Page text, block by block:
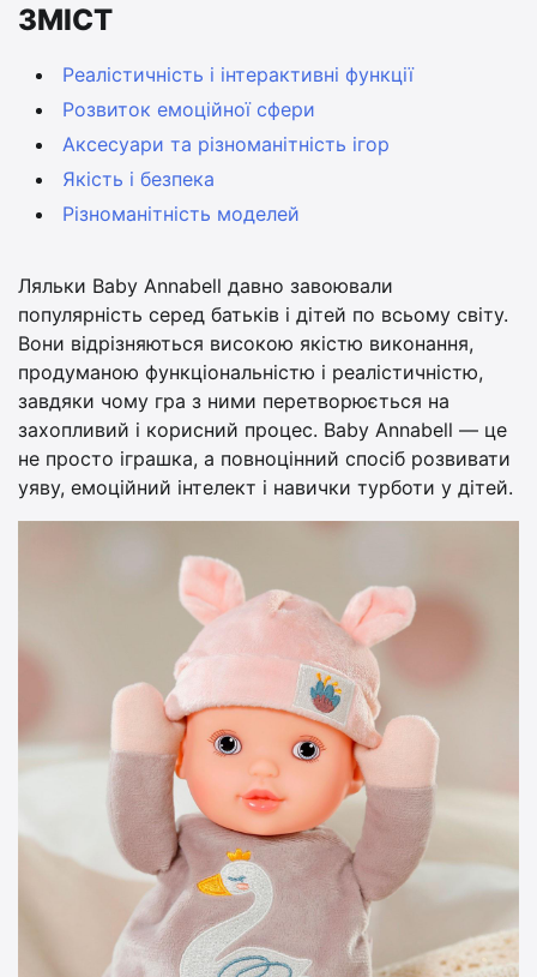
ЗМІСТ
Реалістичність і інтерактивні функції
Розвиток емоційної сфери
Аксесуари та різноманітність ігор
Якість і безпека
Різноманітність моделей
Ляльки Baby Annabell давно завоювали
популярність серед батьків і дітей по всьому світу.
Вони відрізняються високою якістю виконання,
продуманою функціональністю і реалістичністю,
завдяки чому гра з ними перетворюється на
захопливий і корисний процес. Baby Annabell — це
не просто іграшка, а повноцінний спосіб розвивати
уяву, емоційний інтелект і навички турботи у дітей.